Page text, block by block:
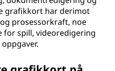
grafikkort har derimot
prosessorkraft, noe
for spill, videoredigering